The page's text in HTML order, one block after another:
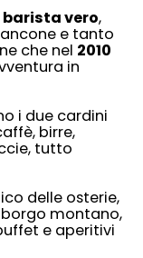
barista vero,
e tanto
che nel 2010
in
i due cardini
birre,
tutto
delle osterie,
montano,
e aperitivi